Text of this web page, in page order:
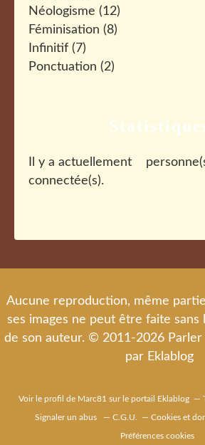
Néologisme (12)
Féminisation (8)
Infinitif (7)
Ponctuation (2)
Il y a actuellement
connectée(s).
Aucune reproduction, même
ses images ne peut être faite
de son auteur. © 2011-2026
par Eklablog
Voir le profil de Marc81 sur le portail Eklablog
Signaler un abus C.G.U. Cookies et
Préférences cookies